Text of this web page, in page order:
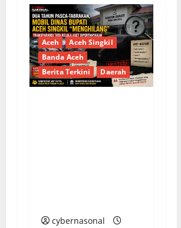
Aceh
Aceh Singkil
Banda Aceh
Berita Terkini
Daerah
cybernasonal